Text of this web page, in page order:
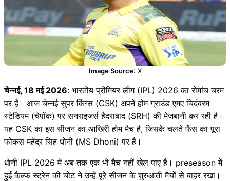
Image Source: X
चेन्नई, 18 मई 2026: भारतीय प्रीमियर लीग (IPL) 2026 का रोमांच चरम
पर है। आज चेन्नई सुपर किंग्स (CSK) अपने होम ग्राउंड एमए चिदंबरम
स्टेडियम (चेपॉक) पर सनराइजर्स हैदराबाद (SRH) की मेजबानी कर रही है।
यह CSK का इस सीजन का आखिरी होम मैच है, जिसके चलते फैंस का पूरा
फोकस महेंद्र सिंह धोनी (MS Dhoni) पर है।
धोनी IPL 2026 में अब तक एक भी मैच नहीं खेल पाए हैं। preseason में
हुई कैल्फ स्ट्रेन की चोट ने उन्हें पूरे सीजन के शुरुआती मैचों से बाहर रखा।